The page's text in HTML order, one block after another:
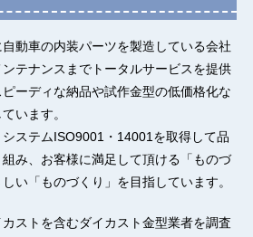
動車の内装パーツを製造している会社
テナンスまでトータルサービスを提供
ーディな納品や試作金型の低価格化な
います。
ステムISO9001・14001を取得して品
み、お客様に満足して頂ける「ものづ
い「ものづくり」を目指しています。
ストを含むダイカスト金型業者を調査